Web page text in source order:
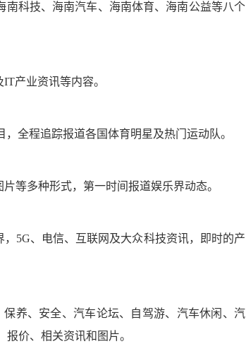
科技、海南汽车、海南体育、海南公益等八个
产业资讯等内容。
程追踪报道各国体育明星及热门运动队。
多种形式，第一时间报道娱乐界动态。
5G、电信、互联网及大众科技资讯，即时的产
养、安全、汽车论坛、自驾游、汽车休闲、汽
价、相关资讯和图片。